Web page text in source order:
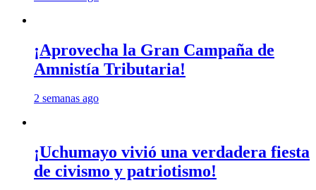
¡Aprovecha la Gran Campaña de
Amnistía Tributaria!
2 semanas ago
¡Uchumayo vivió una verdadera fiesta
de civismo y patriotismo!